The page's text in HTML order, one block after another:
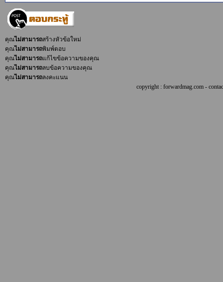
คุณไม่สามารถสร้างหัวข้อใหม่
คุณไม่สามารถพิมพ์ตอบ
คุณไม่สามารถแก้ไขข้อความของคุณ
คุณไม่สามารถลบข้อความของคุณ
คุณไม่สามารถลงคะแนน
copyright : forwardmag.com -